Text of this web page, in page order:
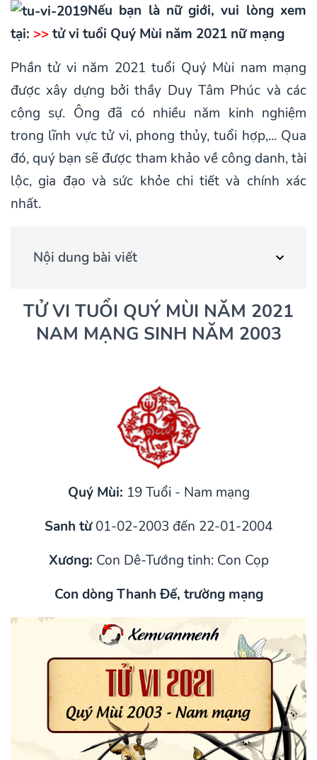
Nếu bạn là nữ giới, vui lòng xem
tại: >>tử vi tuổi Quý Mùi năm 2021 nữ mạng
Phần tử vi năm 2021 tuổi Quý Mùi nam mạng
được xây dựng bởi thầy Duy Tâm Phúc và các
cộng sự. Ông đã có nhiều năm kinh nghiệm
trong lĩnh vực tử vi, phong thủy, tuổi hợp,... Qua
đó, quý bạn sẽ được tham khảo về công danh, tài
lộc, gia đạo và sức khỏe chi tiết và chính xác
nhất.
Nội dung bài viết
TỬ VI TUỔI QUÝ MÙI NĂM 2021
NAM MẠNG SINH NĂM 2003
Quý Mùi: 19 Tuổi - Nam mạng
Sanh từ01-02-2003 đến 22-01-2004
Xương: Con Dê-Tướng tinh: Con Cọp
Con dòng Thanh Đế, trường mạng